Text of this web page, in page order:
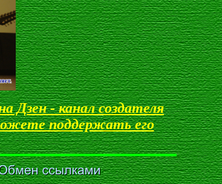
Дзен-канал создателя
поддержать его